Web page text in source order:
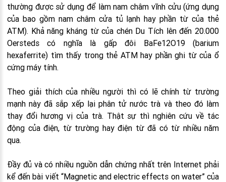
thường được sử dụng để làm nam châm vĩnh cửu (ứng dụng
của bao gồm nam châm cửa tủ lạnh hay phần từ của thẻ
ATM). Khả năng kháng từ của chén Du Tích lên đến 20.000
Oersteds có nghĩa là gấp đôi BaFe12O19 (barium
hexaferrite) tìm thấy trong thẻ ATM hay phần ghi từ của ổ
cứng máy tính.
Theo giải thích của nhiều người thì có lẽ chính từ trường
mạnh này đã sắp xếp lại phân tử nước trà và theo đó làm
thay đổi hương vị của trà. Thật sự thì nghiên cứu về tác
động của điện, từ trường hay điện từ đã có từ nhiều năm
qua.
Đầy đủ và có nhiều nguồn dẫn chứng nhất trên Internet phải
kể đến bài viết “Magnetic and electric effects on water” của